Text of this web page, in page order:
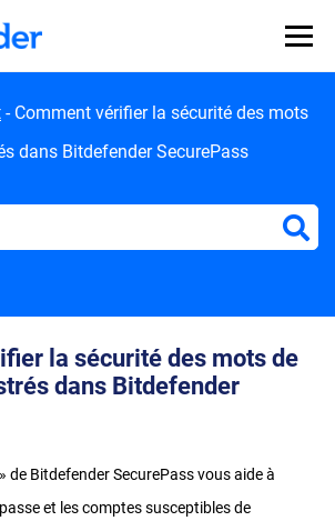
- Comment vérifier la sécurité des mots
dans Bitdefender SecurePass
la sécurité des mots de
dans Bitdefender
de Bitdefender SecurePass vous aide à
et les comptes susceptibles de